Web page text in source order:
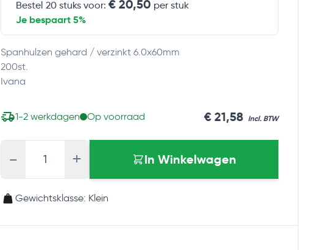
Bestel 20 stuks voor:€ 20,50 per stuk
Je bespaart 5%
Spanhulzen gehard / verzinkt 6.0x60mm
200st.
Ivana
1-2 werkdagen Op voorraad € 21,58
- + In Winkelwagen
Gewichtsklasse: Klein